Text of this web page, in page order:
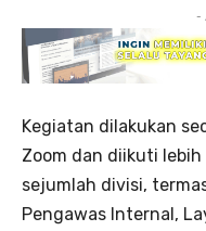
-
Kegiatan dilakukan
Zoom dan diikuti
sejumlah divisi,
Pengawas Internal,